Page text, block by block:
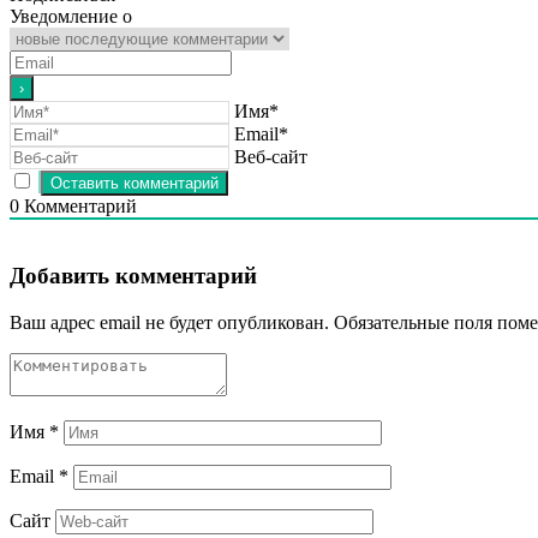
Уведомление о
Имя*
Email*
Веб-сайт
0 Комментарий
Добавить комментарий
Ваш адрес email не будет опубликован. Обязательные поля
Имя *
Email *
Сайт